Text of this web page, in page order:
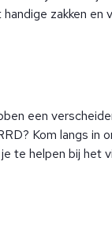
zakken
een
Kom langs in
te helpen bij